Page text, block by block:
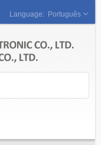
Português